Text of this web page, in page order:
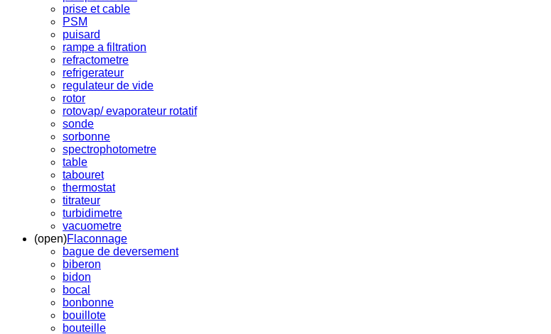
prise et cable
PSM
puisard
rampe a filtration
refractometre
refrigerateur
regulateur de vide
rotor
rotovap/ evaporateur rotatif
sonde
sorbonne
spectrophotometre
table
tabouret
thermostat
titrateur
turbidimetre
vacuometre
(open)Flaconnage
bague de deversement
biberon
bidon
bocal
bonbonne
bouillote
bouteille